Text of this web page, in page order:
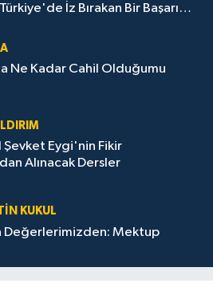
İz Bırakan Bir Başarı
Ne Kadar Cahil Olduğumu
Eygi'nin Fikir
Alınacak Dersler
KUKUL
Değerlerimizden: Mektup